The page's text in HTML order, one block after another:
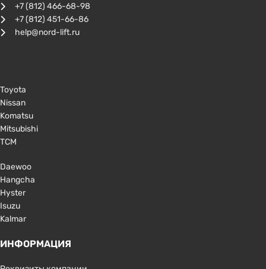
+7 (812) 466-68-98
+7 (812) 451-66-86
help@nord-lift.ru
Toyota
Nissan
Komatsu
Mitsubishi
TCM
Daewoo
Hangcha
Hyster
Isuzu
Kalmar
ИНФОРМАЦИЯ